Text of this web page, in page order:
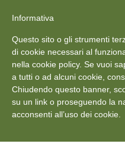
+39 011 18867102
Aceper
Vedi: Protezione dei
Informativa
Questo sito o gli strumenti
di cookie necessari al
nella cookie policy. Se vuoi
a tutti o ad alcuni cookie,
Chiudendo questo banner,
su un link o proseguendo la
acconsenti all’uso dei cookie.